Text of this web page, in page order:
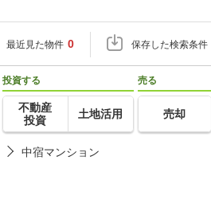
最近見た物件 0 保存した検索条件
投資する
不動産
投資
土地活用
売る
売却
中宿マンション